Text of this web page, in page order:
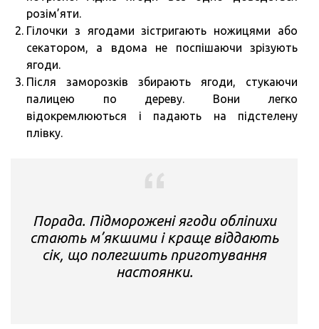
розім’яти.
Гілочки з ягодами зістригають ножицями або
секатором, а вдома не поспішаючи зрізують
ягоди.
Після заморозків збирають ягоди, стукаючи
палицею по дереву. Вони легко
відокремлюються і падають на підстелену
плівку.
Порада. Підморожені ягоди обліпихи
стають м’якшими і краще віддають
сік, що полегшить приготування
настоянки.